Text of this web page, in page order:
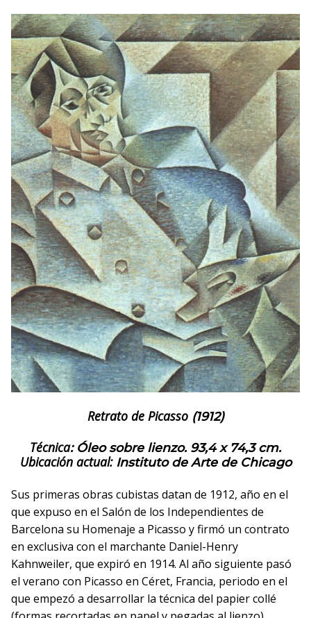
Retrato de Picasso(1912)
Técnica: Óleo sobre lienzo. 93,4 x 74,3 cm.
Ubicación actual:Instituto de Arte de Chicago
Sus primeras obras cubistas datan de 1912, año en el
que expuso en el Salón de los Independientes de
Barcelona su Homenaje a Picasso y firmó un contrato
en exclusiva con el marchante Daniel-Henry
Kahnweiler, que expiró en 1914. Al año siguiente pasó
el verano con Picasso en Céret, Francia, periodo en el
que empezó a desarrollar la técnica del papier collé